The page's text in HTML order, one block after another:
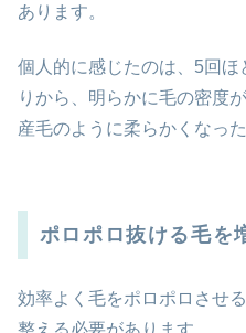
あります。
個人的に感じたのは、5回
りから、明らかに毛の密度
産毛のように柔らかくなった
ポロポロ抜ける毛を
効率よく毛をポロポロさせ